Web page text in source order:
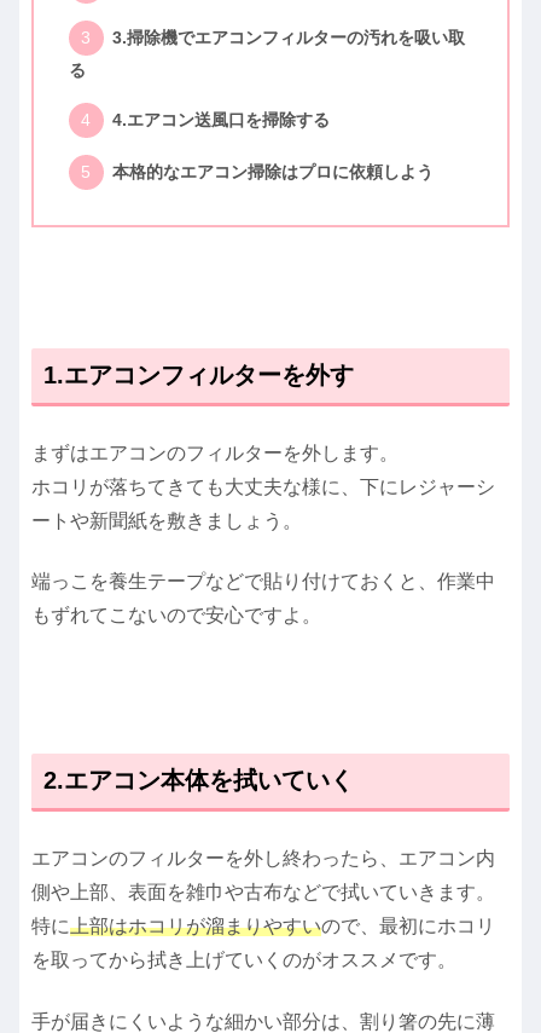
3.掃除機でエアコンフィルターの汚れを吸い取
る
4.エアコン送風口を掃除する
本格的なエアコン掃除はプロに依頼しよう
1.エアコンフィルターを外す
まずはエアコンのフィルターを外します。
ホコリが落ちてきても大丈夫な様に、下にレジャーシ
ートや新聞紙を敷きましょう。
端っこを養生テープなどで貼り付けておくと、作業中
もずれてこないので安心ですよ。
2.エアコン本体を拭いていく
エアコンのフィルターを外し終わったら、エアコン内
側や上部、表面を雑巾や古布などで拭いていきます。
特に上部はホコリが溜まりやすいので、最初にホコリ
を取ってから拭き上げていくのがオススメです。
手が届きにくいような細かい部分は、割り箸の先に薄